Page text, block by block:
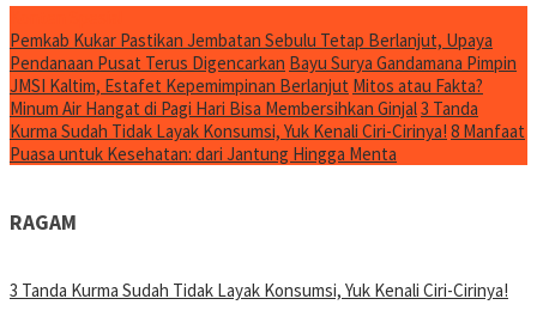
Pemkab Kukar Pastikan Jembatan Sebulu Tetap Berlanjut, Upaya
Pendanaan Pusat Terus Digencarkan Bayu Surya Gandamana Pimpin
JMSI Kaltim, Estafet Kepemimpinan Berlanjut Mitos atau Fakta?
Minum Air Hangat di Pagi Hari Bisa Membersihkan Ginjal3 Tanda
Kurma Sudah Tidak Layak Konsumsi, Yuk Kenali Ciri-Cirinya! 8 Manfaat
Puasa untuk Kesehatan: dari Jantung Hingga Menta
RAGAM
3 Tanda Kurma Sudah Tidak Layak Konsumsi, Yuk Kenali Ciri-Cirinya!